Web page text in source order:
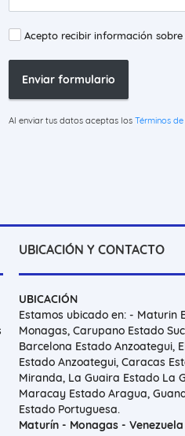
Acepto recibir información
Enviar formulario
Al enviar tus datos aceptas los Términos
UBICACIÓN Y CONTACTO
UBICACIÓN
Estamos ubicado en: - Maturin
Monagas, Carupano Estado
Barcelona Estado Anzoategui,
Estado Anzoategui, Caracas
Miranda, La Guaira Estado La
Maracay Estado Aragua,
Estado Portuguesa.
Maturín - Monagas - Venezuela